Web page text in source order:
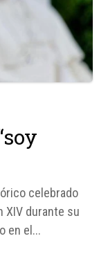
celebrado
XIV durante su
en el...